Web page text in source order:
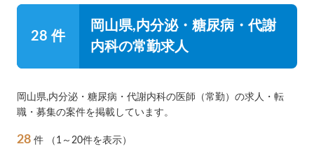
28 件
岡山県,内分泌・糖尿病・代謝
内科の常勤求人
岡山県,内分泌・糖尿病・代謝内科の医師（常勤）の求人・転
職・募集の案件を掲載しています。
28 件 （1～20件を表示）